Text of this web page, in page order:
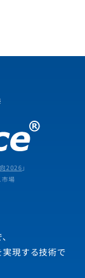
2026」
市場
現する技術で